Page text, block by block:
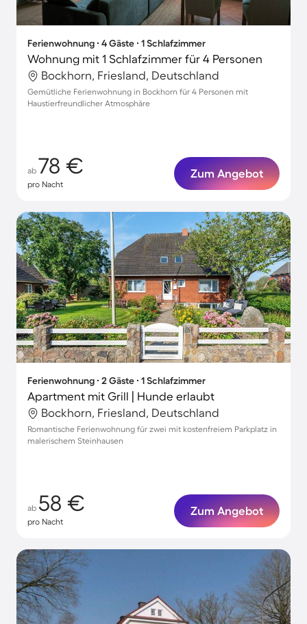
Ferienwohnung ∙ 4 Gäste ∙ 1 Schlafzimmer
Wohnung mit 1 Schlafzimmer für 4 Personen
Bockhorn, Friesland, Deutschland
Gemütliche Ferienwohnung in Bockhorn für 4 Personen mit
Haustierfreundlicher Atmosphäre
ab 78 €
pro Nacht
Zum Angebot
Ferienwohnung ∙ 2 Gäste ∙ 1 Schlafzimmer
Apartment mit Grill | Hunde erlaubt
Bockhorn, Friesland, Deutschland
Romantische Ferienwohnung für zwei mit kostenfreiem Parkplatz in
malerischem Steinhausen
ab 58 €
pro Nacht
Zum Angebot